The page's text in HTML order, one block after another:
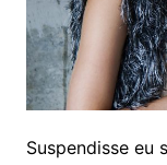
Suspendisse eu